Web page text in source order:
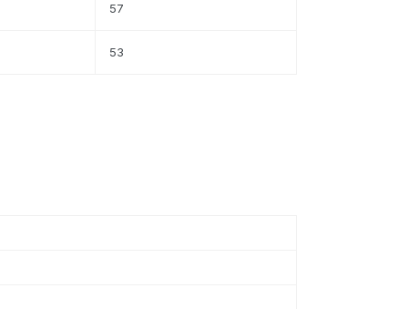
57
53